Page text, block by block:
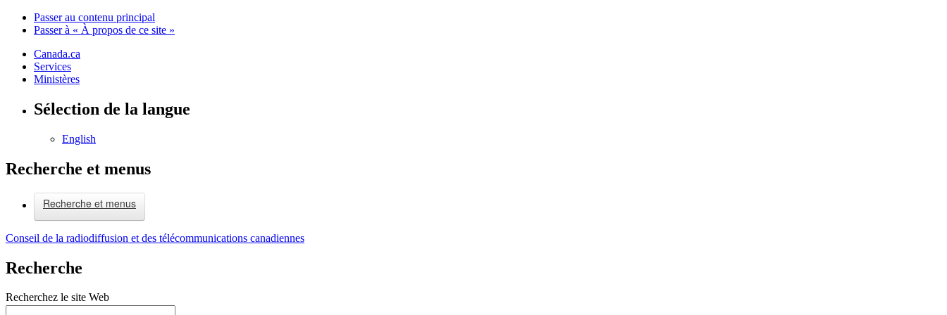
Passer au contenu principal
Passer à « À propos de ce site »
Canada.ca
Services
Ministères
Sélection de la langue
English
Recherche et menus
Recherche et menus
Conseil de la radiodiffusion et des télécommunications canadiennes
Recherche
Recherchez le site Web